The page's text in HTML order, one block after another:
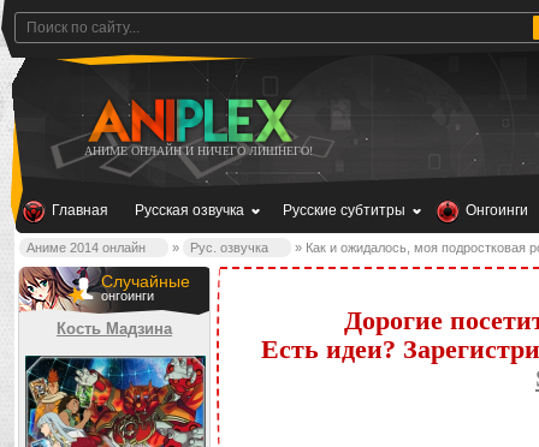
АНИМЕ ОНЛАЙН И НИЧЕГО ЛИШНЕГО!
Главная Русская озвучка Русские субтитры Онгоинги
Аниме 2014 онлайн » Рус. озвучка » Как и ожидалось, моя подростковая
Случайные
онгоинги
Кость Мадзина
Дорогие
Есть идеи?